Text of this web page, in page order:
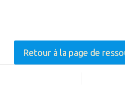
Retour à la page de